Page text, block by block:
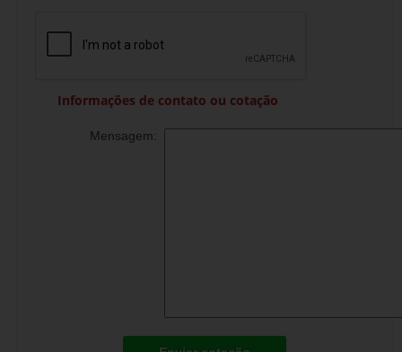
Informações de contato ou cotação
Mensagem: